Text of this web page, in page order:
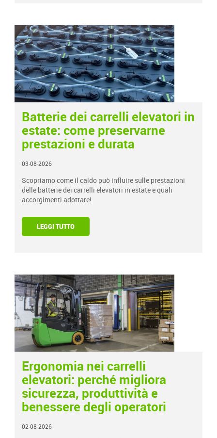
Batterie dei carrelli elevatori in
estate: come preservarne
prestazioni e durata
03-08-2026
Scopriamo come il caldo può influire sulle prestazioni
delle batterie dei carrelli elevatori in estate e quali
accorgimenti adottare!
LEGGI TUTTO
Ergonomia nei carrelli
elevatori: perché migliora
sicurezza, produttività e
benessere degli operatori
02-08-2026